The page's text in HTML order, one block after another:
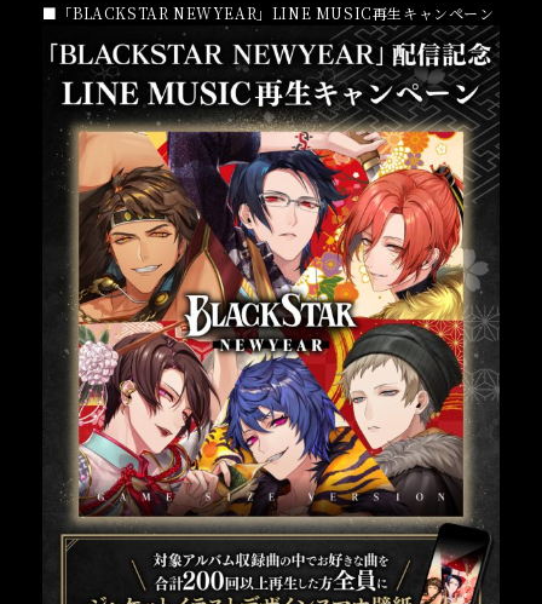
■「BLACKSTAR NEWYEAR」LINE MUSIC再生キャンペーン